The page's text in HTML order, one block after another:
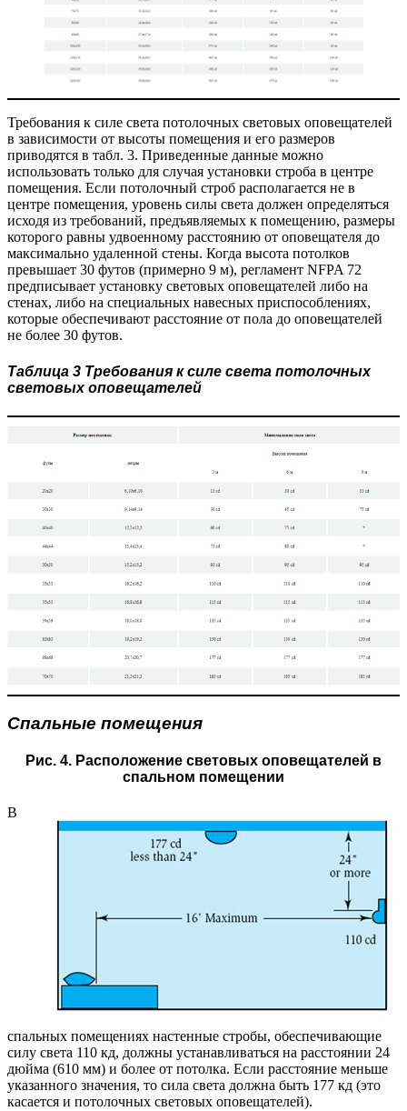
Требования к силе света потолочных световых оповещателей
в зависимости от высоты помещения и его размеров
приводятся в табл. 3. Приведенные данные можно
использовать только для случая установки строба в центре
помещения. Если потолочный строб располагается не в
центре помещения, уровень силы света должен определяться
исходя из требований, предъявляемых к помещению, размеры
которого равны удвоенному расстоянию от оповещателя до
максимально удаленной стены. Когда высота потолков
превышает 30 футов (примерно 9 м), регламент NFPA 72
предписывает установку световых оповещателей либо на
стенах, либо на специальных навесных приспособлениях,
которые обеспечивают расстояние от пола до оповещателей
не более 30 футов.
Таблица 3 Требования к силе света потолочных
световых оповещателей
Спальные помещения
Рис. 4. Расположение световых оповещателей в
спальном помещении
В
спальных помещениях настенные стробы, обеспечивающие
силу света 110 кд, должны устанавливаться на расстоянии 24
дюйма (610 мм) и более от потолка. Если расстояние меньше
указанного значения, то сила света должна быть 177 кд (это
касается и потолочных световых оповещателей).